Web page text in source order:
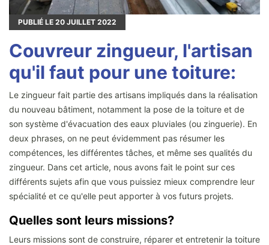
PUBLIÉ LE 20 JUILLET 2022
Couvreur zingueur, l'artisan
qu'il faut pour une toiture:
Le zingueur fait partie des artisans impliqués dans la réalisation
du nouveau bâtiment, notamment la pose de la toiture et de
son système d'évacuation des eaux pluviales (ou zinguerie). En
deux phrases, on ne peut évidemment pas résumer les
compétences, les différentes tâches, et même ses qualités du
zingueur. Dans cet article, nous avons fait le point sur ces
différents sujets afin que vous puissiez mieux comprendre leur
spécialité et ce qu'elle peut apporter à vos futurs projets.
Quelles sont leurs missions?
Leurs missions sont de construire, réparer et entretenir la toiture